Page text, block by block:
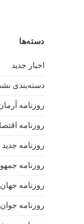
دسته‌ها
اخبار جدید
دسته‌بندی
روزنامه
روزنامه
روزنامه جدید
روزنامه
روزنامه
روزنامه جوان
موزیک سرا